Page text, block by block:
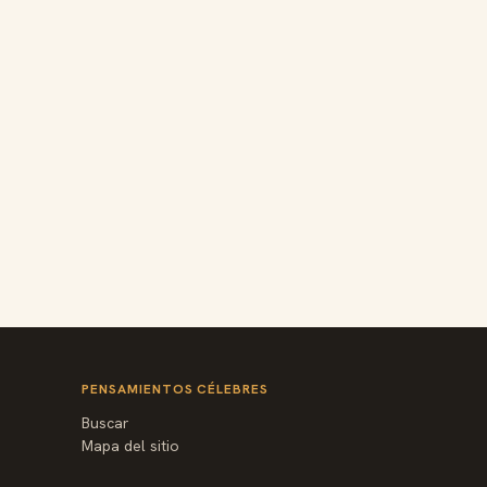
PENSAMIENTOS CÉLEBRES
Buscar
Mapa del sitio